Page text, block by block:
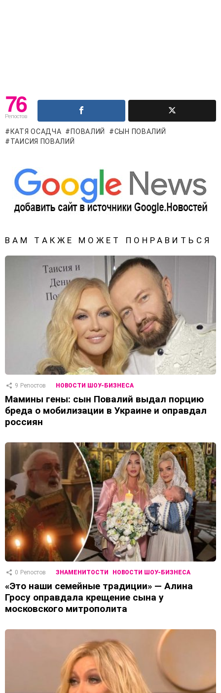
76
Репостов
КАТЯ ОСАДЧА ПОВАЛИЙ
СЫН ПОВАЛИЙ
ТАИСИЯ ПОВАЛИЙ
ВАМ ТАКЖЕ МОЖЕТ ПОНРАВИТЬСЯ
9 Репостов НОВОСТИ ШОУ-БИЗНЕСА
Мамины гены: сын Повалий выдал порцию
бреда о мобилизации в Украине и оправдал
россиян
0 Репостов ЗНАМЕНИТОСТИ НОВОСТИ ШОУ-БИЗНЕСА
«Это наши семейные традиции» — Алина
Гросу оправдала крещение сына у
московского митрополита